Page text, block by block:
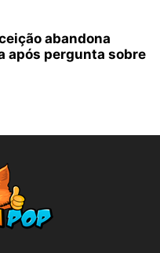
abandona
após pergunta sobre